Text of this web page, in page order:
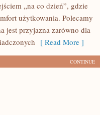
„na co dzień”, gdzie
użytkowania. Polecamy
jest przyjazna zarówno dla
[ Read More ]
CONTINUE